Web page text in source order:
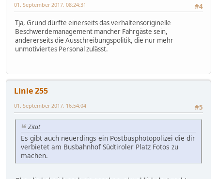
#4
01. September 2017, 08:24:31
Tja, Grund dürfte einerseits das verhaltensoriginelle
Beschwerdemanagement mancher Fahrgäste sein,
andererseits die Ausschreibungspolitik, die nur mehr
unmotiviertes Personal zulässt.
Linie 255
#5
01. September 2017, 16:54:04
Zitat
Es gibt auch neuerdings ein Postbusphotopolizei die dir
verbietet am Busbahnhof Südtiroler Platz Fotos zu
machen.